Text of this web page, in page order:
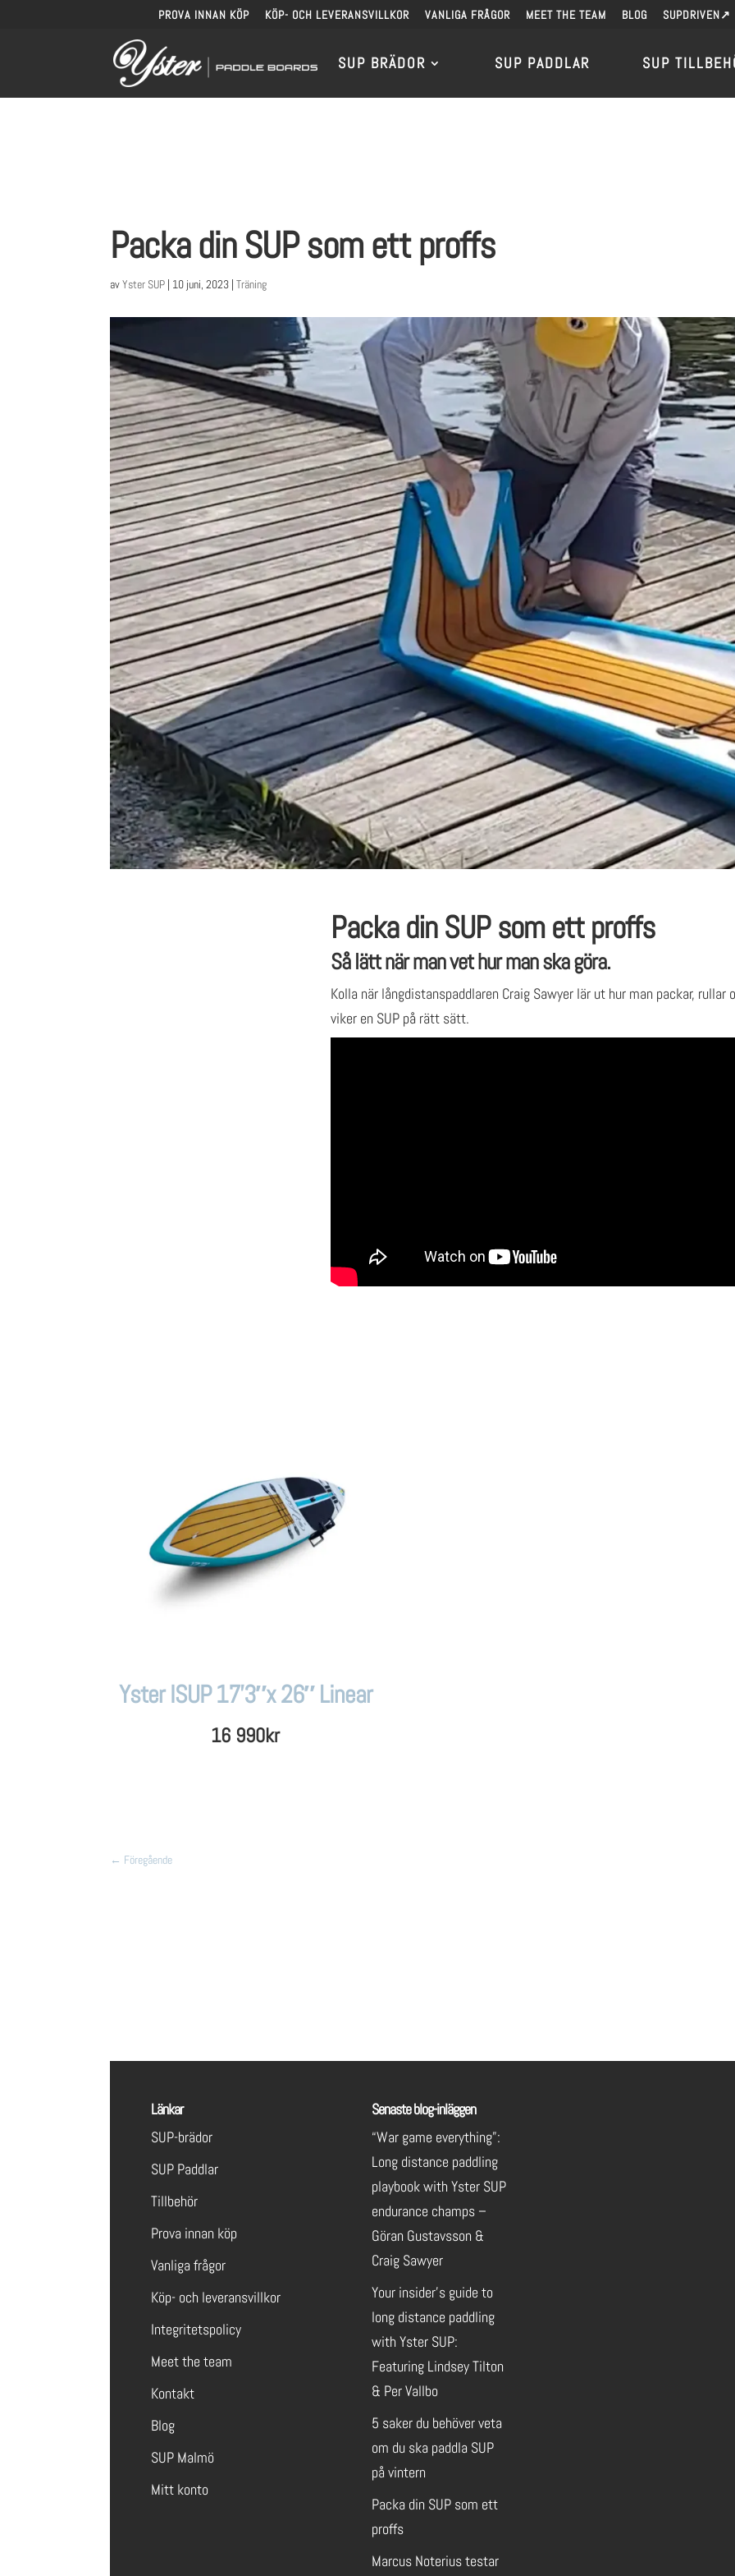
PROVA INNAN KÖP KÖP- OCH LEVERANSVILLKOR VANLIGA FRÅGOR MEET THE TEAM BLOG SUPDRIVEN↗
SUP BRÄDOR SUP PADDLAR SUP
Packa din SUP som ett proffs
avYster SUP | 10 juni, 2023 |Träning
Packa din SUP som ett proffs
Så lätt när man vet hur man ska göra.
Kolla när långdistanspaddlaren Craig Sawyer lär ut hur man packar, rullar
viker en SUP på rätt sätt.
Yster ISUP 17’3″x 26″ Linear
16 990kr
← Föregående
Länkar
SUP-brädor
SUP Paddlar
Tillbehör
Prova innan köp
Vanliga frågor
Köp- och leveransvillkor
Integritetspolicy
Meet the team
Kontakt
Blog
SUP Malmö
Mitt konto
Senaste blog-inläggen
“War game everything”:
Long distance paddling
playbook with Yster SUP
endurance champs –
Göran Gustavsson &
Craig Sawyer
Your insider’s guide to
long distance paddling
with Yster SUP:
Featuring Lindsey Tilton
& Per Vallbo
5 saker du behöver veta
om du ska paddla SUP
på vintern
Packa din SUP som ett
proffs
Marcus Noterius testar